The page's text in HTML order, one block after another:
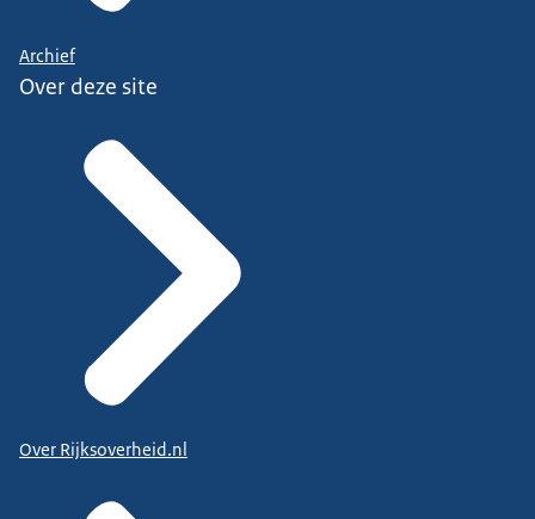
Archief
Over deze site
Over Rijksoverheid.nl